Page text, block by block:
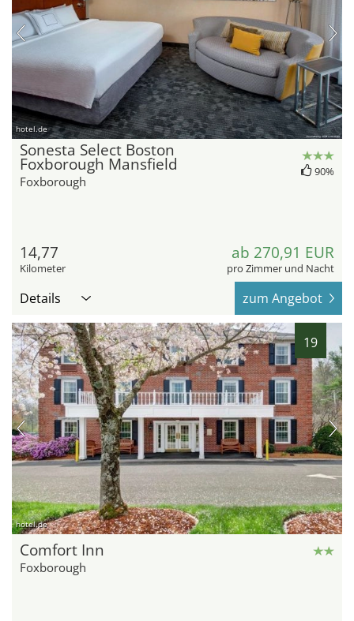
hotel.de
Sonesta Select Boston
Foxborough Mansfield
Foxborough
90%
14,77
Kilometer
ab 270,91 EUR
pro Zimmer und Nacht
Details zum Angebot
19
hotel.de
Comfort Inn
Foxborough